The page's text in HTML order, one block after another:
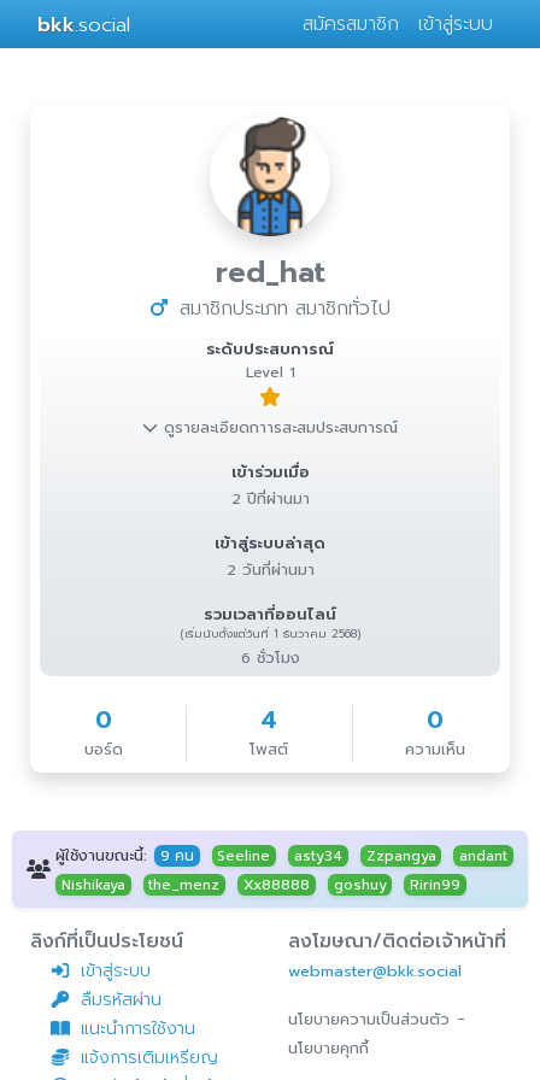
bkk.social สมัครสมาชิก เข้าสู่ระบบ
red_hat
สมาชิกประเภท สมาชิกทั่วไป
ระดับประสบการณ์
Level 1
ดูรายละเอียดกาารสะสมประสบการณ์
เข้าร่วมเมื่อ
2 ปีที่ผ่านมา
เข้าสู่ระบบล่าสุด
2 วันที่ผ่านมา
รวมเวลาที่ออนไลน์
(เริ่มนับตั้งแต่วันที่ 1 ธันวาคม 2568)
6 ชั่วโมง
0
บอร์ด
4
โพสต์
0
ความเห็น
ผู้ใช้งานขณะนี้: 9 คน Seeline asty34 Zzpangya
andant
Nishikaya
the_menz Xx88888 goshuy Ririn99
ลิงก์ที่เป็นประโยชน์
เข้าสู่ระบบ
ลืมรหัสผ่าน
แนะนำการใช้งาน
แจ้งการเติมเหรียญ
ลงโฆษณา/ติดต่อเจ้าหน้าที่
webmaster@bkk.social
นโยบายความเป็นส่วนตัว -
นโยบายคุกกี้